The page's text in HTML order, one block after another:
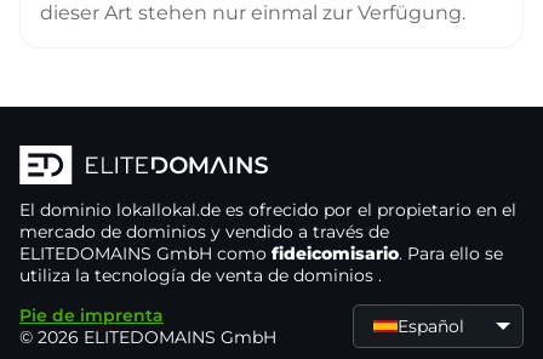
dieser Art stehen nur einmal zur Verfügung.
El dominio lokallokal.de es ofrecido por el propietario en el
mercado de dominios y vendido a través de
ELITEDOMAINS GmbH como fideicomisario. Para ello se
utiliza la tecnología de venta de dominios .
Pie de imprenta
© 2026 ELITEDOMAINS GmbH
Español